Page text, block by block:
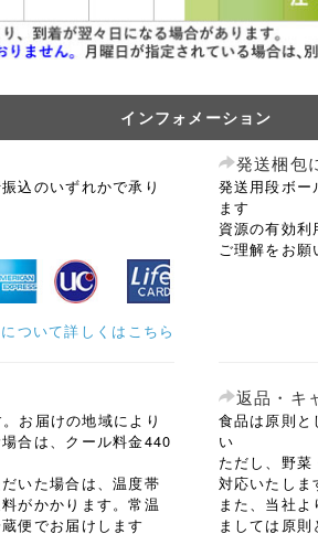
インフォメーション
込のいずれかで承り
ついて詳しくはこちら
お届けの地域により
合は、クール料金440
いた場合は、温度帯
がかかります。常温
便でお届けします
発送梱包
発送用段ボー
ます
資源の有効利
ご理解をお願
返品・キ
食品は原則と
い
ただし、野
対応いたしま
また、当社
ましては原